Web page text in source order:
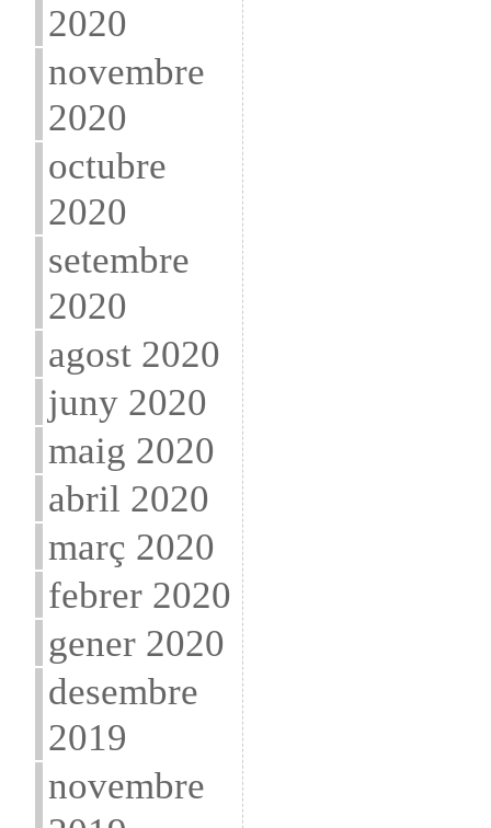
2020
novembre
2020
octubre
2020
setembre
2020
agost 2020
juny 2020
maig 2020
abril 2020
març 2020
febrer 2020
gener 2020
desembre
2019
novembre